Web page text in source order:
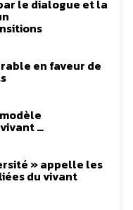
le dialogue et la
en faveur de
…
» appelle les
du vivant